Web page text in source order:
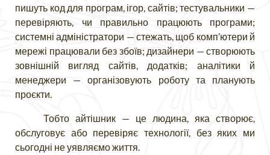
пишуть код для програм, ігор, сайтів; тестувальники —
перевіряють, чи правильно працюють програми;
системні адміністратори — стежать, щоб комп’ютери й
мережі працювали без збоїв; дизайнери — створюють
зовнішній вигляд сайтів, додатків; аналітики й
менеджери — організовують роботу та планують
проєкти.
Тобто айтішник — це людина, яка створює,
обслуговує або перевіряє технології, без яких ми
сьогодні не уявляємо життя.